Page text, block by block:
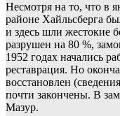
Несмотря на то, что в
районе Хайльсберга
и здесь шли жестокие
разрушен на 80 %,
1952 годах начались
реставрация. Но
восстановлен
почти закончены. В
Мазур.